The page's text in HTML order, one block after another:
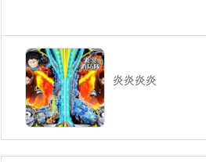
炎炎炎炎